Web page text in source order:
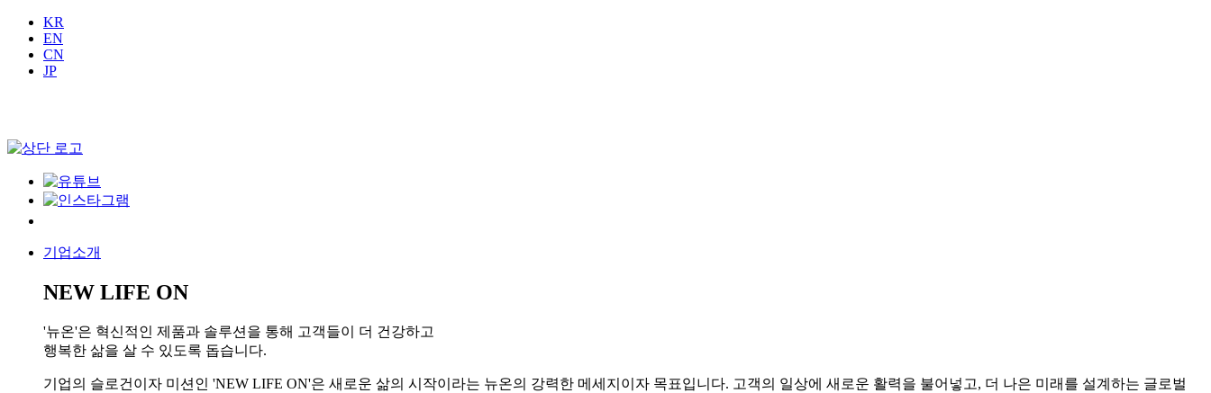
KR
EN
CN
JP
기업소개
NEW LIFE ON
'뉴온'은 혁신적인 제품과 솔루션을 통해 고객들이 더 건강하고
행복한 삶을 살 수 있도록 돕습니다.
기업의 슬로건이자 미션인 'NEW LIFE ON'은 새로운 삶의 시작이라는 뉴온의 강력한 메세지이자 목표입니다. 고객의 일상에 새로운 활력을 불어넣고, 더 나은 미래를 설계하는 글로벌